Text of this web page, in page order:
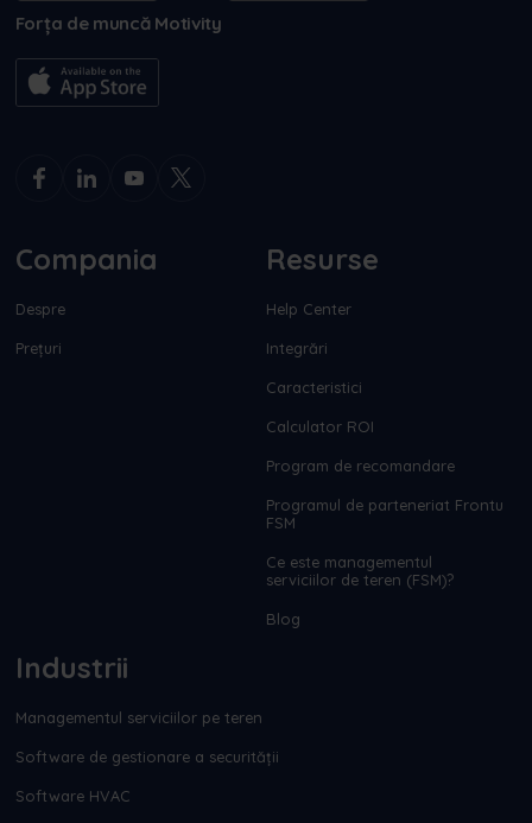
Forța de muncă Motivity
Compania
Despre
Prețuri
Resurse
Help Center
Integrări
Caracteristici
Calculator ROI
Program de recomandare
Programul de parteneriat Frontu
FSM
Ce este managementul
serviciilor de teren (FSM)?
Blog
Industrii
Managementul serviciilor pe teren
Software de gestionare a securității
Software HVAC